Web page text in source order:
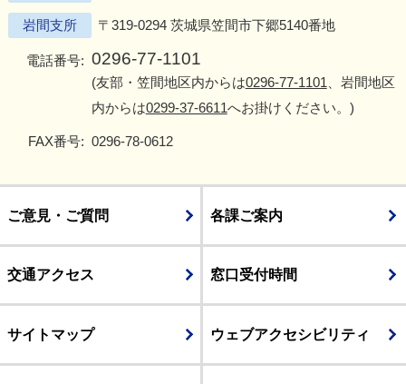
岩間支所 〒319-0294 茨城県笠間市下郷5140番地
電話番号: 0296-77-1101
(友部・笠間地区内からは0296-77-1101 、岩間地区
内からは0299-37-6611へお掛けください。)
FAX番号: 0296-78-0612
ご意見・ご質問 各課ご案内
交通アクセス 窓口受付時間
サイトマップ ウェブアクセシビリティ